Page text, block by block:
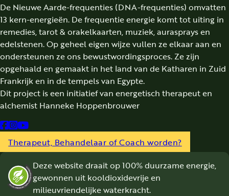
De Nieuwe Aarde-frequenties (DNA-frequenties) omvatten
13 kern-energieën. De frequentie energie komt tot uiting in
remedies, tarot & orakelkaarten, muziek, aurasprays en
edelstenen. Op geheel eigen wijze vullen ze elkaar aan en
ondersteunen ze ons bewustwordingsproces. Ze zijn
opgehaald en gemaakt in het land van de Katharen in Zuid
Frankrijk en in de tempels van Egypte.
Dit project is een initiatief van energetisch therapeut en
alchemist Hanneke Hoppenbrouwer
Follow us on Facebook
Follow us on Instagram
Follow us on YouTube
Therapeut, Behandelaar of Coach worden?
Deze website draait op 100% duurzame energie,
gewonnen uit kooldioxidevrije en
milieuvriendelijke waterkracht.